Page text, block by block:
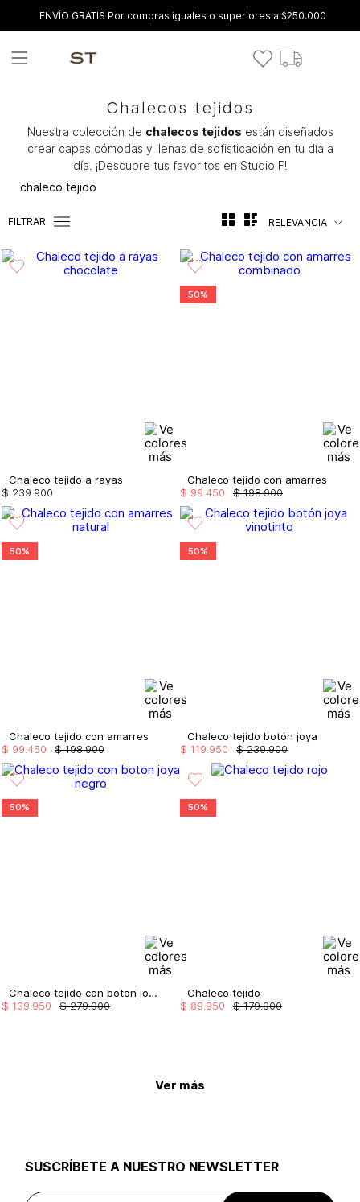
ENVÍO GRATIS Por compras iguales o superiores a $250.000
Chalecos tejidos
Nuestra colección de chalecos tejidos están diseñados
crear capas cómodas y llenas de sofisticación en tu día a
día. ¡Descubre tus favoritos en Studio F!
chaleco tejido
FILTRAR RELEVANCIA
Chaleco tejido a rayas
$ 239 900
50%
Chaleco tejido con amarres
$ 198.900
$ 99 450
50%
Chaleco tejido con amarres
$ 198.900
$ 99 450
50%
Chaleco tejido botón joya
$ 239.900
$ 119 950
50%
Chaleco tejido con boton joya
$ 279.900
$ 139 950
50%
Chaleco tejido
$ 179.900
$ 89 950
Ver más
SUSCRÍBETE A NUESTRO NEWSLETTER